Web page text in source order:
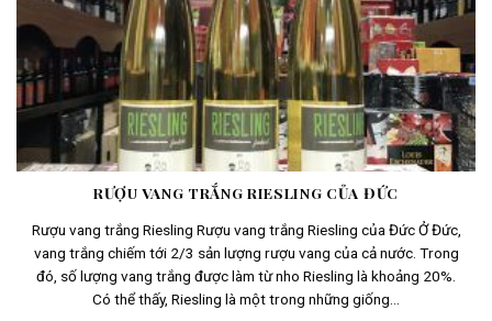
RƯỢU VANG TRẮNG RIESLING CỦA ĐỨC
Rượu vang trắng Riesling Rượu vang trắng Riesling của Đức Ở Đức,
vang trắng chiếm tới 2/3 sản lượng rượu vang của cả nước. Trong
đó, số lượng vang trắng được làm từ nho Riesling là khoảng 20%.
Có thể thấy, Riesling là một trong những giống...